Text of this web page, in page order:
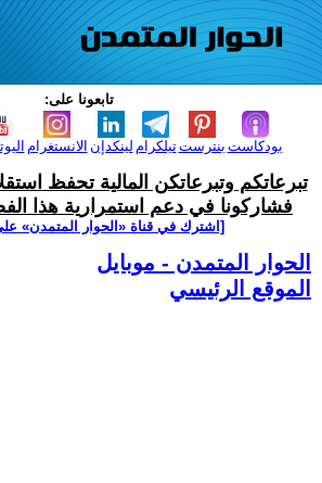
تابعونا على:
الانستغرام لينكدإن تيلكرامبنترست بودكاست
تبرعاتكم وتبرعاتكن المالية تحفظ
فشاركونا في دعم استمرارية هذا
[اشترك في قناة ‫«الحوار المتمدن»
الحوار المتمدن - موبايل
الموقع الرئيسي